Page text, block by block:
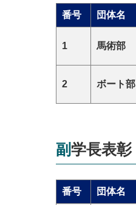
番号 団体名
1 馬術部
2 ボート部
副学⻑表彰
番号 団体名